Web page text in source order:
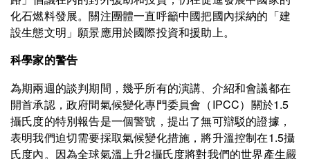
化石燃料發展。關注團體一直呼籲中國把國內採納的「建
設生態文明」願景應用於國際投資和援助上。
科學家的警告
為期兩週的談判期間，幾乎所有的演講、介紹和會議都在
開首承認，政府間氣候變化專門委員會（IPCC）關於1.5
攝氏度的特別報告是一個警號，提出了無可辯駁的證據，
表明我們迫切需要採取氣候變化措施，將升溫控制在1.5攝
氏度內。因為全球氣溫上升2攝氏度將對我們的世界產生嚴